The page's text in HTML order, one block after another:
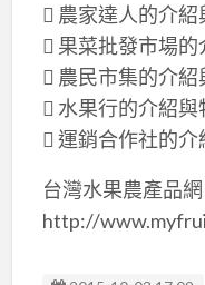
 農家達人的介紹
 果菜批發市場
 農民市集的介紹
 水果行的介紹與
 運銷合作社的
台灣水果農產品網
http://